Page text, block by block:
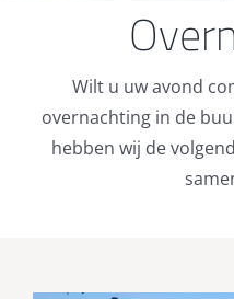
Wilt u uw avond
overnachting in de
hebben wij de